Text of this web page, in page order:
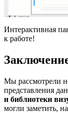
Интерактивная
к работе!
Мы рассмотрели
представления
и библиотеки
могли заметить,